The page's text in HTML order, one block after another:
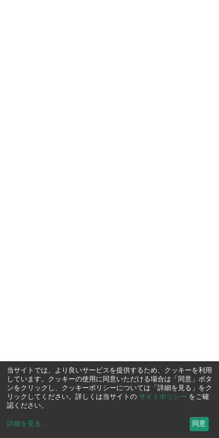
当サイトでは、より良いサービスを提供するため、クッキーを利用
しています。クッキーの使用に同意いただける場合は「同意」ボタ
ンをクリックし、クッキーポリシーについては「詳細を見る」をク
リックしてください。詳しくは当サイトの サイトポリシー をご確
認ください。
詳細を見る ... 同意